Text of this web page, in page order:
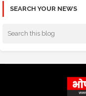
SEARCH YOUR NEWS